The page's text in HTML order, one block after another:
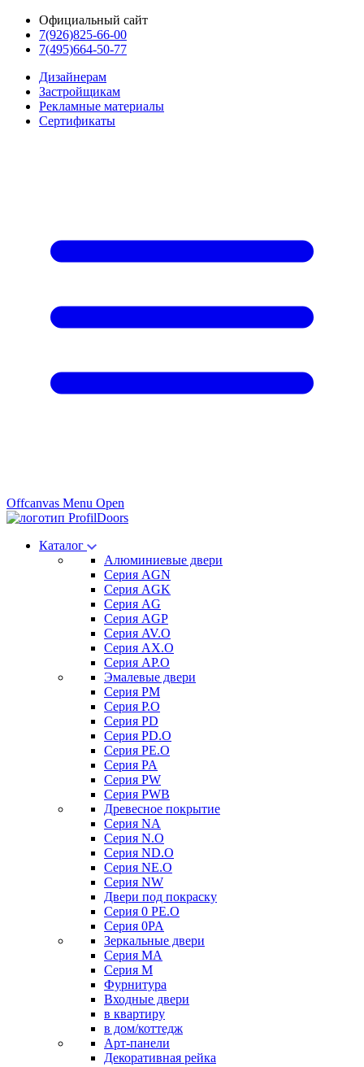
Официальный сайт
7(926)825-66-00
7(495)664-50-77
Дизайнерам
Застройщикам
Рекламные материалы
Сертификаты
Offcanvas Menu Open
Каталог
Алюминиевые двери
Серия AGN
Серия AGK
Серия AG
Серия AGP
Серия AV.O
Серия AX.O
Серия AP.O
Эмалевые двери
Серия PM
Серия P.O
Серия PD
Серия PD.O
Серия PE.O
Серия PA
Серия PW
Серия PWB
Древесное покрытие
Серия NA
Серия N.O
Серия ND.O
Серия NE.O
Серия NW
Двери под покраску
Серия 0 PE.O
Серия 0PA
Зеркальные двери
Серия MA
Серия M
Фурнитура
Входные двери
в квартиру
в дом/коттедж
Арт-панели
Декоративная рейка